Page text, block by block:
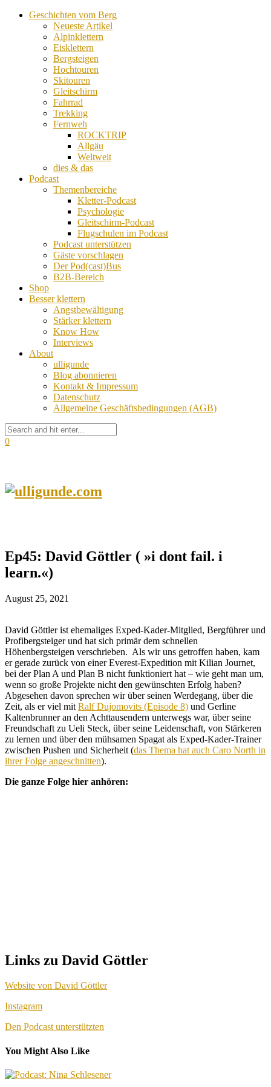
Geschichten vom Berg
Neueste Artikel
Alpinklettern
Eisklettern
Bergsteigen
Hochtouren
Skitouren
Gleitschirm
Fahrrad
Trekking
Fernweh
ROCKTRIP
Allgäu
Weltweit
dies & das
Podcast
Themenbereiche
Kletter-Podcast
Psychologie
Gleitschirm-Podcast
Flugschulen im Podcast
Podcast unterstützen
Gäste vorschlagen
Der Pod(cast)Bus
B2B-Bereich
Shop
Besser klettern
Angstbewältigung
Stärker klettern
Know How
Interviews
About
ulligunde
Blog abonnieren
Kontakt & Impressum
Datenschutz
Allgemeine Geschäftsbedingungen (AGB)
0
Ep45: David Göttler ( »i dont fail. i
learn.«)
August 25, 2021
David Göttler ist ehemaliges Exped-Kader-Mitglied, Bergführer und
Profibergsteiger und hat sich primär dem schnellen
Höhenbergsteigen verschrieben. Als wir uns getroffen haben, kam
er gerade zurück von einer Everest-Expedition mit Kilian Journet,
bei der Plan A und Plan B nicht funktioniert hat – wie geht man um,
wenn so große Projekte nicht den gewünschten Erfolg haben?
Abgesehen davon sprechen wir über seinen Werdegang, über die
Zeit, als er viel mit Ralf Dujomovits (Episode 8) und Gerline
Kaltenbrunner an den Achttausendern unterwegs war, über seine
Freundschaft zu Ueli Steck, über seine Leidenschaft, von Stärkeren
zu lernen und über den mühsamen Spagat als Exped-Kader-Trainer
zwischen Pushen und Sicherheit (das Thema hat auch Caro North in
ihrer Folge angeschnitten).
Die ganze Folge hier anhören:
Links zu David Göttler
Website von David Göttler
Instagram
Den Podcast unterstützten
You Might Also Like